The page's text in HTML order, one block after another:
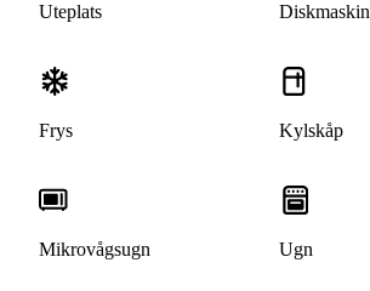
Uteplats Diskmaskin
Frys Kylskåp
Mikrovågsugn Ugn